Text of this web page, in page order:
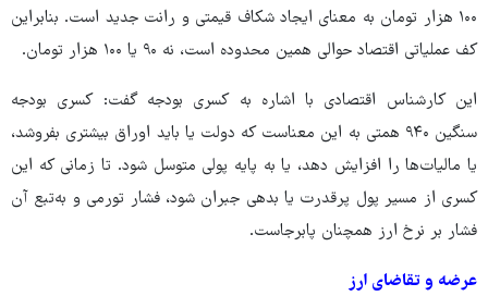
۱۰۰ هزار تومان به معنای ایجاد شکاف قیمتی و رانت جدید است. بنابراین
کف عملیاتی اقتصاد حوالی همین محدوده است، نه ۹۰ یا ۱۰۰ هزار تومان.
این کارشناس اقتصادی با اشاره به کسری بودجه گفت: کسری بودجه
سنگین ۹۴۰ همتی به این معناست که دولت یا باید اوراق بیشتری بفروشد،
یا مالیات‌ها را افزایش دهد، یا به پایه پولی متوسل شود. تا زمانی که این
کسری از مسیر پول پرقدرت یا بدهی جبران شود، فشار تورمی و به‌تبع آن
فشار بر نرخ ارز همچنان پابرجاست.
عرضه و تقاضای ارز